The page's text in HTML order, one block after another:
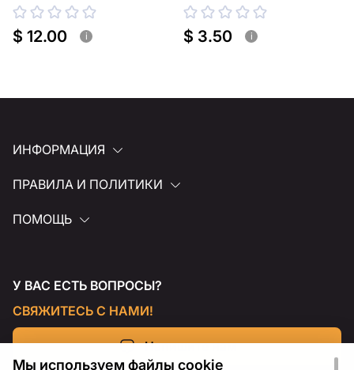
лазерной резки. Держатель
для полки
$ 12.00 i
лазерной резки. Держатель
для полки
$ 3.50 i
ИНФОРМАЦИЯ
ПРАВИЛА И ПОЛИТИКИ
ПОМОЩЬ
У ВАС ЕСТЬ ВОПРОСЫ?
СВЯЖИТЕСЬ С НАМИ!
Напишите нам
Мы используем файлы cookie